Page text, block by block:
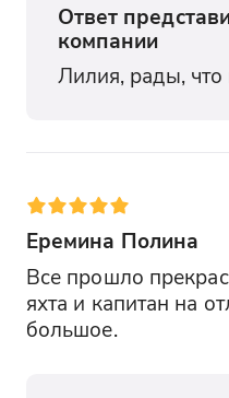
Ответ
компании
Лилия, рады, что
Еремина Полина
Все прошло
яхта и капитан на
большое.